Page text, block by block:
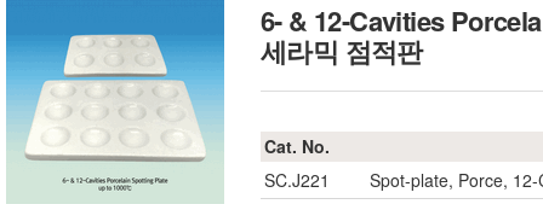
6- & 12-Cavities
세라믹 점적판
Cat. No.
SC.J221
Spot-plate, Porce,